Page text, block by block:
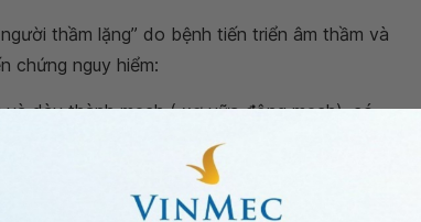
thầm lặng” do bệnh tiến triển âm thầm và
chứng nguy hiểm:
dày thành mạch ( xơ vữa động mạch), có
chứng khác
mạch yếu đi và phình ra, hình thành
có thể đe dọa đến tính mạng.